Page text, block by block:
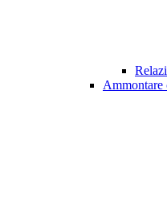
Ammontare